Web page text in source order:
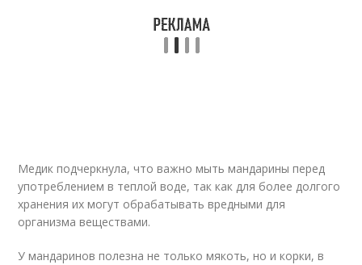
Медик подчеркнула, что важно мыть мандарины перед
употреблением в теплой воде, так как для более долгого
хранения их могут обрабатывать вредными для
организма веществами.
У мандаринов полезна не только мякоть, но и корки, в